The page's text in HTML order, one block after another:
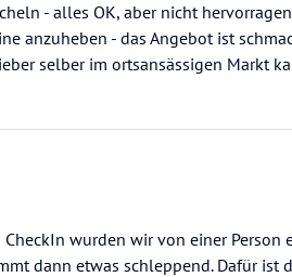
- alles OK, aber nicht
anzuheben - das Angebot ist
selber im ortsansässigen Markt
wurden wir von einer Person
dann etwas schleppend. Dafür ist